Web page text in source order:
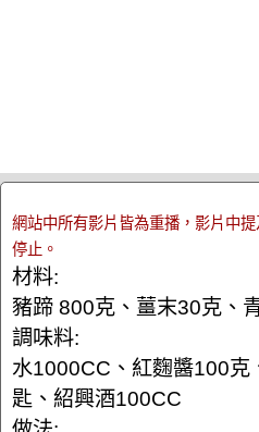
網站中所有影片皆為重播，影片中
停止。
材料:
豬蹄 800克、薑末30克、
調味料:
水1000CC、紅麴醬100克
匙、紹興酒100CC